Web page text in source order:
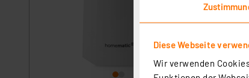
Diese Webseite
Wir verwenden
Mit dem